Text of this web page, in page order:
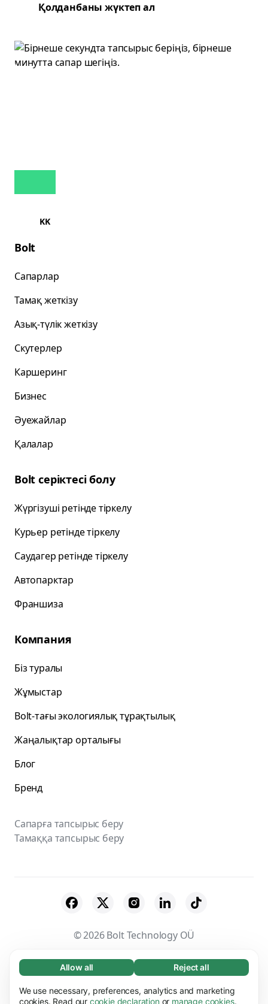
Necessary (65)
Necessary cookies help make our website
usable by enabling basic functions, e.g. page
Learn more
Allow all Reject all
We use necessary, preferences, analytics and marketing
cookies. Read our cookie declaration or manage cookies.
Қолданбаны жүктеп ал
KK
Bolt
Сапарлар
Тамақ жеткізу
Азық-түлік жеткізу
Скутерлер
Каршеринг
Бизнес
Әуежайлар
Қалалар
Bolt серіктесі болу
Жүргізуші ретінде тіркелу
Курьер ретінде тіркелу
Саудагер ретінде тіркелу
Автопарктар
Франшиза
Компания
Біз туралы
Жұмыстар
Bolt-тағы экологиялық тұрақтылық
Жаңалықтар орталығы
Блог
Бренд
Сапарға тапсырыс беру
Тамаққа тапсырыс беру
© 2026 Bolt Technology OÜ
Жеткізушілер
Шарттар мен талаптар
Құпиялық
Cookies Қауіпсіздік